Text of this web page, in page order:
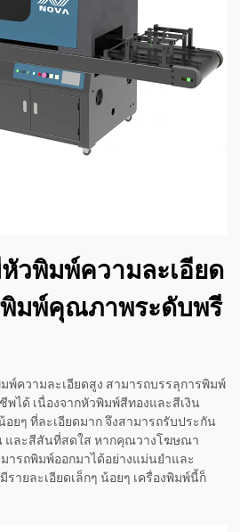
วพิมพ์ความละเอียด
พิมพ์คุณภาพระดับพรี
พ์ความละเอียดสูง สามารถบรรลุการพิมพ์
ได้ เนื่องจากหัวพิมพ์สีทองและสีเงิน
ยๆ ที่ละเอียดมาก จึงสามารถรับประกัน
และสีสันที่สดใส หากคุณวางโฆษณา
ารถพิมพ์ออกมาได้อย่างแม่นยำและ
ายละเอียดเล็กๆ น้อยๆ เครื่องพิมพ์นี้ก็